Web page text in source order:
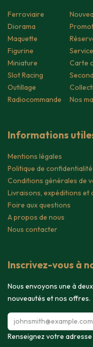
Ferroviaire
Diorama
Maquette
Figurine
Miniature
Slot Racing
Outillage
Radiocommande
Carte
Nos
Informations
Mentions légales
Politique de confidentialité
Conditions générales de
Livraisons, expéditions et
Foire aux questions
A propos de nous
Nous contacter
Inscrivez-vous à
Nous envoyons une à
nouveautés et nos offres.
Renseignez votre